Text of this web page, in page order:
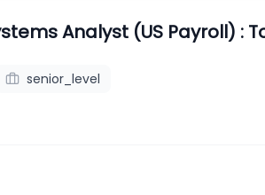
Analyst (US Payroll) :
senior_level